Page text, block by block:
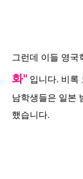
그런데 이들 영국
화" 입니다. 비록
남학생들은 일본
했습니다.